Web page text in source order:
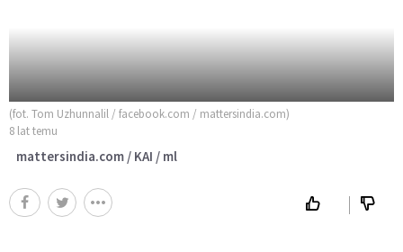
(fot. Tom Uzhunnalil / facebook.com / mattersindia.com)
8 lat temu
mattersindia.com / KAI / ml